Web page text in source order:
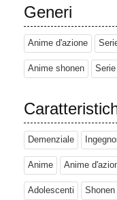
Generi
Anime d'azione
Anime shonen
Demenziale
Anime Anime
Adolescenti Shonen